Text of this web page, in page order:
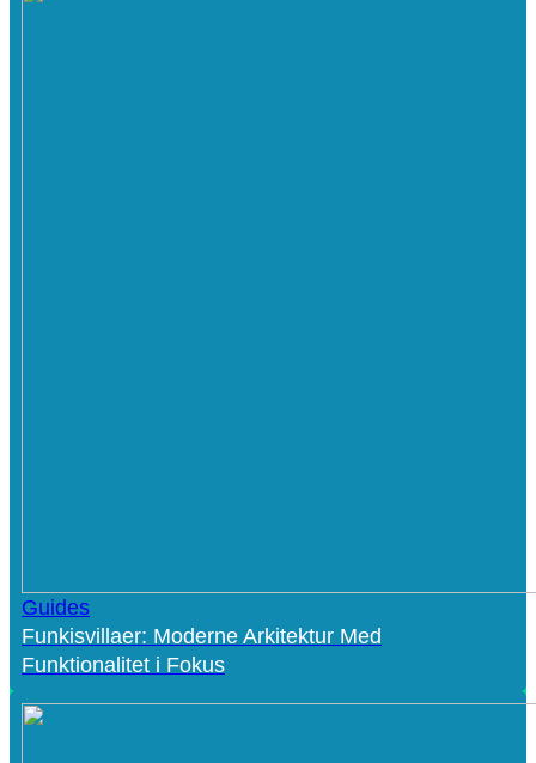
Guides
Funkisvillaer: Moderne Arkitektur Med
Funktionalitet i Fokus